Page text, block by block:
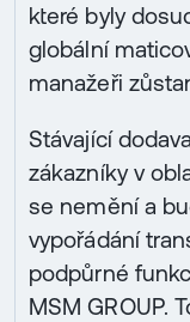
které byly
globální
manažeři
Stávající
zákazníky v
se nemění a
vypořádání
podpůrné
MSM GROUP.